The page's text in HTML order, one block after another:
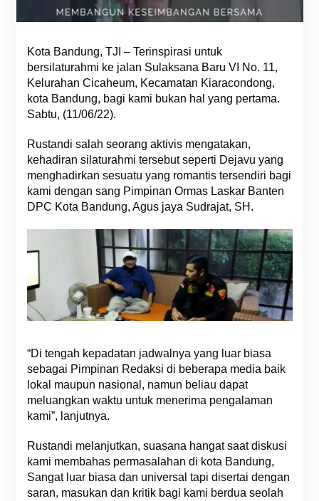
Kota Bandung, TJI – Terinspirasi untuk
bersilaturahmi ke jalan Sulaksana Baru VI No. 11,
Kelurahan Cicaheum, Kecamatan Kiaracondong,
kota Bandung, bagi kami bukan hal yang pertama.
Sabtu, (11/06/22).
Rustandi salah seorang aktivis mengatakan,
kehadiran silaturahmi tersebut seperti Dejavu yang
menghadirkan sesuatu yang romantis tersendiri bagi
kami dengan sang Pimpinan Ormas Laskar Banten
DPC Kota Bandung, Agus jaya Sudrajat, SH.
“Di tengah kepadatan jadwalnya yang luar biasa
sebagai Pimpinan Redaksi di beberapa media baik
lokal maupun nasional, namun beliau dapat
meluangkan waktu untuk menerima pengalaman
kami”, lanjutnya.
Rustandi melanjutkan, suasana hangat saat diskusi
kami membahas permasalahan di kota Bandung,
Sangat luar biasa dan universal tapi disertai dengan
saran, masukan dan kritik bagi kami berdua seolah